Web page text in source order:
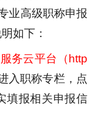
业高级职称申报
如下：
务云平台（http
入职称专栏，点
填报相关申报信